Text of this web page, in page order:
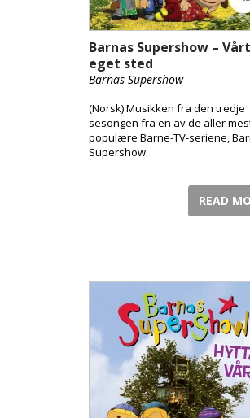
Barnas Supershow – Vårt
eget sted
Barnas Supershow
(Norsk) Musikken fra den tredje
sesongen fra en av de aller
populære Barne-TV-seriene,
Supershow.
READ